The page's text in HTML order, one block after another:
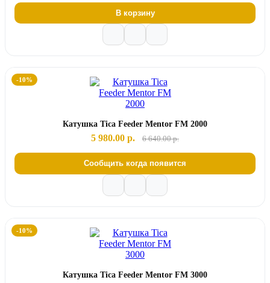
В корзину
-10%
Катушка Tica Feeder Mentor FM 2000
5 980.00 р. 6 640.00 р.
Сообщить когда появится
-10%
Катушка Tica Feeder Mentor FM 3000